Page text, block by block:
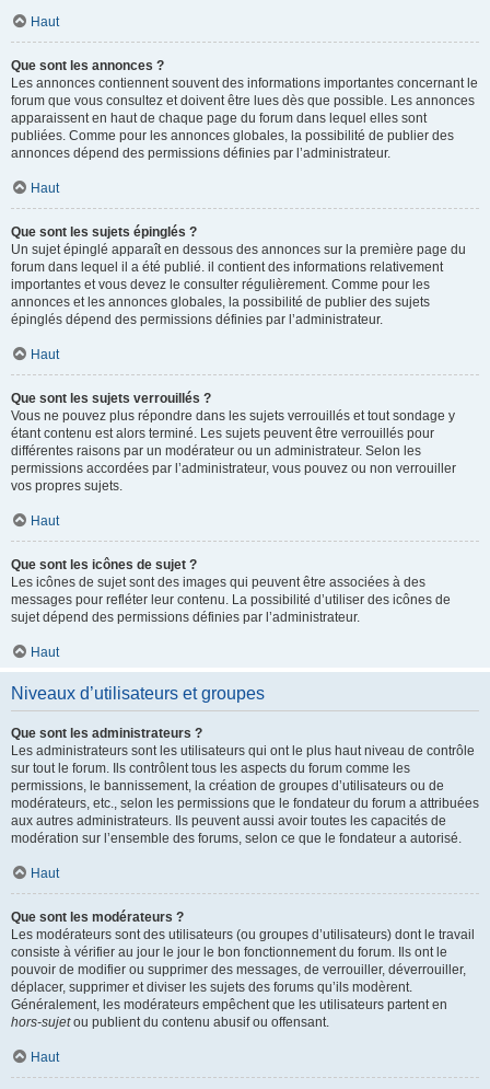
Haut
Que sont les annonces ?
Les annonces contiennent souvent des informations importantes concernant le
forum que vous consultez et doivent être lues dès que possible. Les annonces
apparaissent en haut de chaque page du forum dans lequel elles sont
publiées. Comme pour les annonces globales, la possibilité de publier des
annonces dépend des permissions définies par l’administrateur.
Haut
Que sont les sujets épinglés ?
Un sujet épinglé apparaît en dessous des annonces sur la première page du
forum dans lequel il a été publié. il contient des informations relativement
importantes et vous devez le consulter régulièrement. Comme pour les
annonces et les annonces globales, la possibilité de publier des sujets
épinglés dépend des permissions définies par l’administrateur.
Haut
Que sont les sujets verrouillés ?
Vous ne pouvez plus répondre dans les sujets verrouillés et tout sondage y
étant contenu est alors terminé. Les sujets peuvent être verrouillés pour
différentes raisons par un modérateur ou un administrateur. Selon les
permissions accordées par l’administrateur, vous pouvez ou non verrouiller
vos propres sujets.
Haut
Que sont les icônes de sujet ?
Les icônes de sujet sont des images qui peuvent être associées à des
messages pour refléter leur contenu. La possibilité d’utiliser des icônes de
sujet dépend des permissions définies par l’administrateur.
Haut
Niveaux d’utilisateurs et groupes
Que sont les administrateurs ?
Les administrateurs sont les utilisateurs qui ont le plus haut niveau de contrôle
sur tout le forum. Ils contrôlent tous les aspects du forum comme les
permissions, le bannissement, la création de groupes d’utilisateurs ou de
modérateurs, etc., selon les permissions que le fondateur du forum a attribuées
aux autres administrateurs. Ils peuvent aussi avoir toutes les capacités de
modération sur l’ensemble des forums, selon ce que le fondateur a autorisé.
Haut
Que sont les modérateurs ?
Les modérateurs sont des utilisateurs (ou groupes d’utilisateurs) dont le travail
consiste à vérifier au jour le jour le bon fonctionnement du forum. Ils ont le
pouvoir de modifier ou supprimer des messages, de verrouiller, déverrouiller,
déplacer, supprimer et diviser les sujets des forums qu’ils modèrent.
Généralement, les modérateurs empêchent que les utilisateurs partent en
hors-sujetou publient du contenu abusif ou offensant.
Haut